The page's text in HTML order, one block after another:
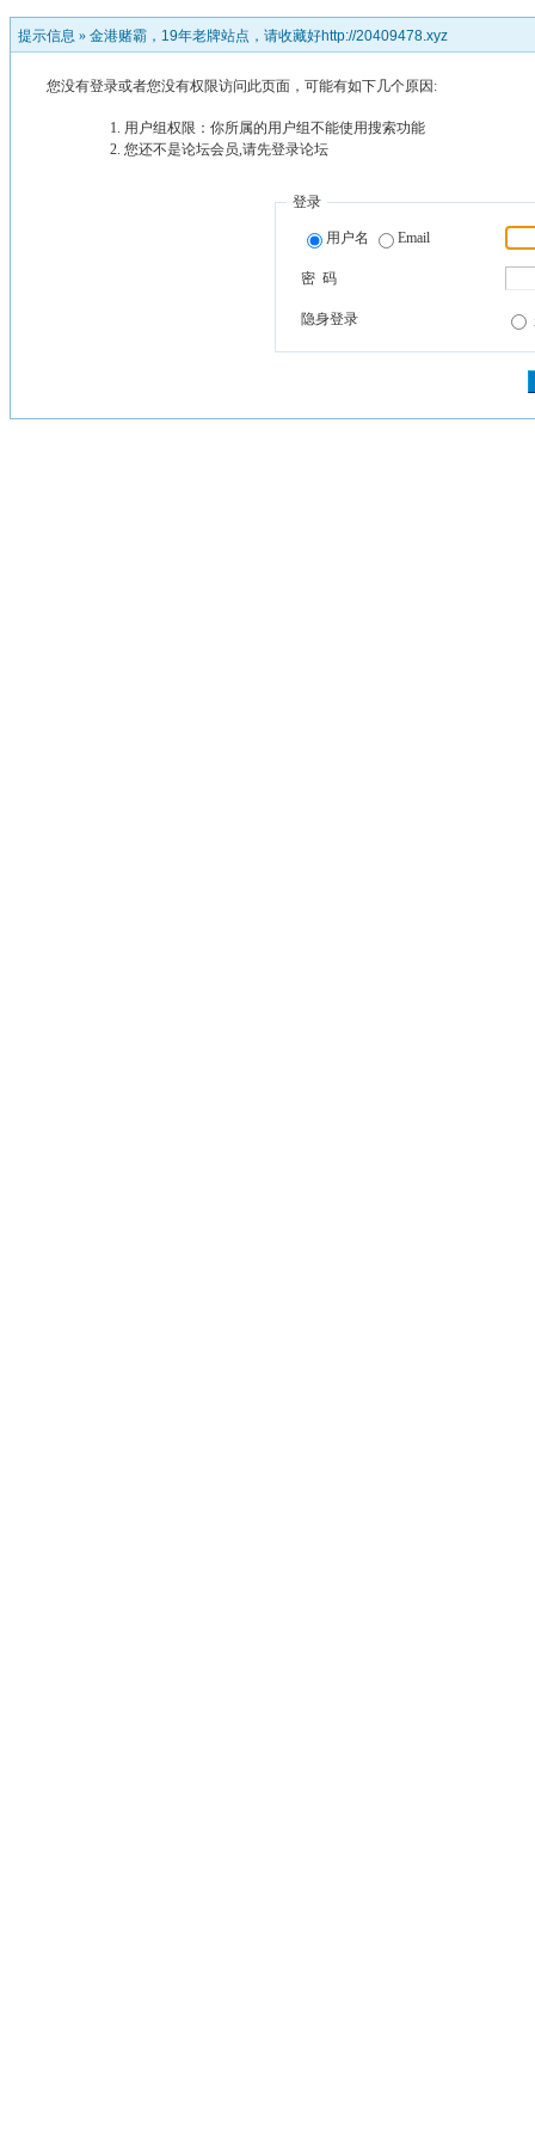
提示信息 » 金港赌霸，19年老牌站点，请收藏好http://20409478.xyz
您没有登录或者您没有权限访问此页面，可能有如下几个原因:
用户组权限：你所属的用户组不能使用搜索功能
您还不是论坛会员,请先登录论坛
登录
用户名 Email
密 码
隐身登录